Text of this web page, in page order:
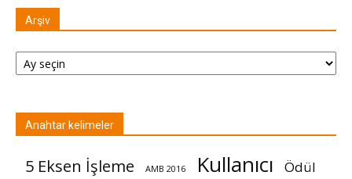
Arşiv
Arşiv
Anahtar kelimeler
5 Eksen İşleme AMB 2016 Kullanıcı Ödül